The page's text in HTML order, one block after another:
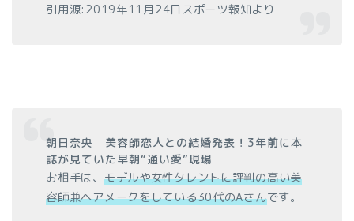
引用源:2019年11月24日スポーツ報知より
朝日奈央 美容師恋人との結婚発表！3年前に本
誌が見ていた早朝“通い愛”現場
お相手は、 モデルや女性タレントに評判の高い美
容師兼ヘアメークをしている30代のAさんです。